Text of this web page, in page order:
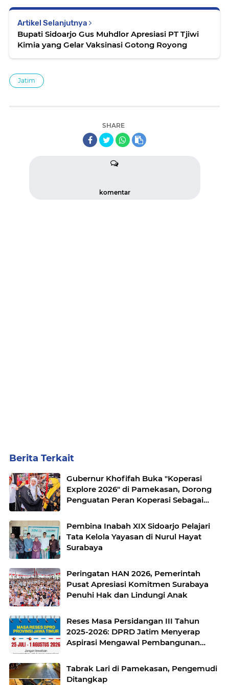
Artikel Selanjutnya
Bupati Sidoarjo Gus Muhdlor Apresiasi PT Tjiwi
Kimia yang Gelar Vaksinasi Gotong Royong
Jatim
SHARE
komentar
Berita Terkait
Gubernur Khofifah Buka "Koperasi
Explore 2026" di Pamekasan, Dorong
Penguatan Peran Koperasi Sebagai
Sekaligus Perluas Akses Promosi
Pelaku UMKM
Pembina Inabah XIX Sidoarjo Pelajari
Tata Kelola Yayasan di Nurul Hayat
Surabaya
Peringatan HAN 2026, Pemerintah
Pusat Apresiasi Komitmen Surabaya
Penuhi Hak dan Lindungi Anak
Reses Masa Persidangan III Tahun
2025-2026: DPRD Jatim Menyerap
Aspirasi Mengawal Pembangunan
Tabrak Lari di Pamekasan, Pengemudi
Ditangkap